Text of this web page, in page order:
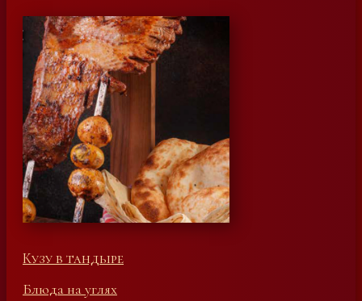
Кузу в тандыре
Блюда на углях